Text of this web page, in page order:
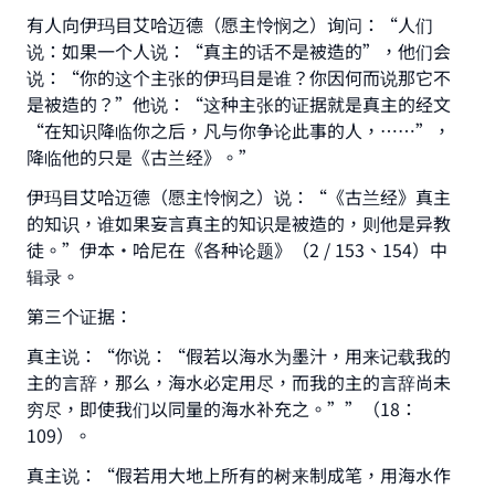
有人向伊玛目艾哈迈德（愿主怜悯之）询问：“人们
说：如果一个人说：“真主的话不是被造的”，他们会
说：“你的这个主张的伊玛目是谁？你因何而说那它不
是被造的？”他说：“这种主张的证据就是真主的经文
“在知识降临你之后，凡与你争论此事的人，……”，
降临他的只是《古兰经》。”
伊玛目艾哈迈德（愿主怜悯之）说：“《古兰经》真主
的知识，谁如果妄言真主的知识是被造的，则他是异教
徒。”伊本•哈尼在《各种论题》（2 / 153、154）中
辑录。
第三个证据：
真主说：“你说：“假若以海水为墨汁，用来记载我的
主的言辞，那么，海水必定用尽，而我的主的言辞尚未
穷尽，即使我们以同量的海水补充之。””（18：
109）。
真主说：“假若用大地上所有的树来制成笔，用海水作